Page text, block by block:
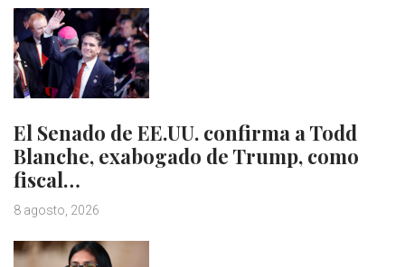
El Senado de EE.UU. confirma a Todd
Blanche, exabogado de Trump, como
fiscal…
8 agosto, 2026